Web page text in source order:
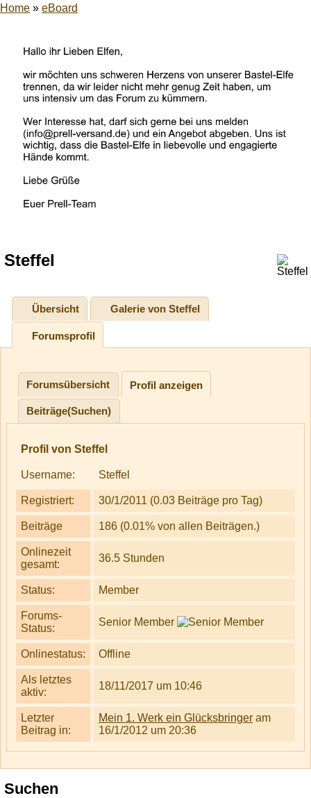
Home » eBoard
Steffel
Übersicht Galerie von Steffel
Forumsprofil
Forumsübersicht Profil anzeigen
Beiträge(Suchen)
Profil von Steffel
Username: Steffel
Registriert: 30/1/2011 (0.03 Beiträge pro Tag)
Beiträge 186 (0.01% von allen Beiträgen.)
Onlinezeit
gesamt:
36.5 Stunden
Status: Member
Forums-
Status:
Senior Member
Onlinestatus: Offline
Als letztes
aktiv:
18/11/2017 um 10:46
Letzter
Beitrag in:
Mein 1. Werk ein Glücksbringer am
16/1/2012 um 20:36
Suchen